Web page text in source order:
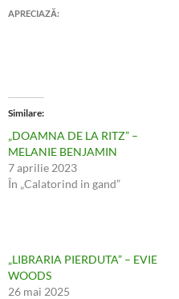
APRECIAZĂ:
Similare
„DOAMNA DE LA RITZ” –
MELANIE BENJAMIN
7 aprilie 2023
În „Calatorind in gand”
„LIBRARIA PIERDUTA” – EVIE
WOODS
26 mai 2025